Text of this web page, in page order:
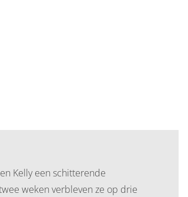
Kelly een schitterende
weken verbleven ze op drie